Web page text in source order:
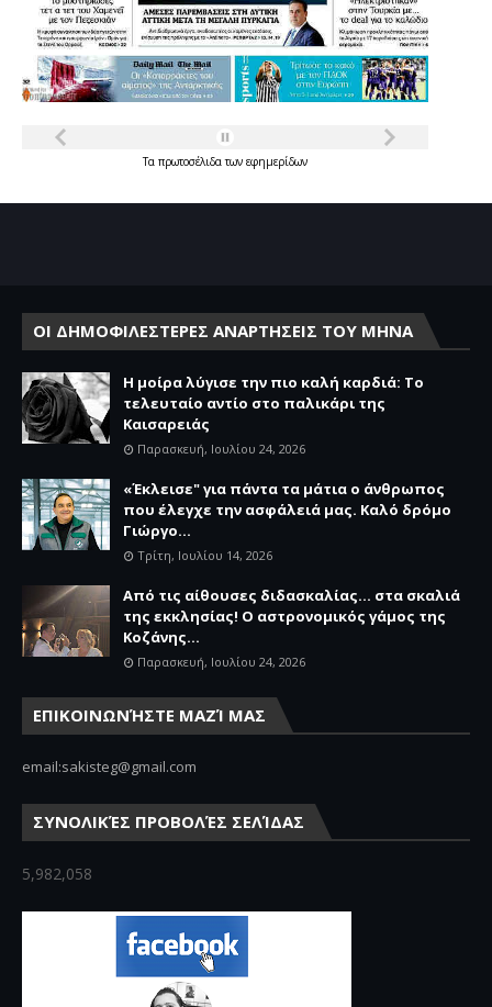
Τα πρωτοσέλιδατων εφημερίδων
ΟΙ ΔΗΜΟΦΙΛΕΣΤΕΡΕΣ ΑΝΑΡΤΗΣΕΙΣ ΤΟΥ ΜΗΝΑ
Η μοίρα λύγισε την πιο καλή καρδιά: Το
τελευταίο αντίο στο παλικάρι της
Καισαρειάς
Παρασκευή, Ιουλίου 24, 2026
«Έκλεισε" για πάντα τα μάτια ο άνθρωπος
που έλεγχε την ασφάλειά μας. Καλό δρόμο
Γιώργο...
Τρίτη, Ιουλίου 14, 2026
Από τις αίθουσες διδασκαλίας… στα σκαλιά
της εκκλησίας! Ο αστρονομικός γάμος της
Κοζάνης...
Παρασκευή, Ιουλίου 24, 2026
ΕΠΙΚΟΙΝΩΝΉΣΤΕ ΜΑΖΊ ΜΑΣ
email:sakisteg@gmail.com
ΣΥΝΟΛΙΚΈΣ ΠΡΟΒΟΛΈΣ ΣΕΛΊΔΑΣ
5,982,058